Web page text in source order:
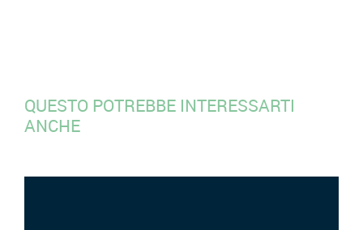
QUESTO POTREBBE INTERESSARTI
ANCHE